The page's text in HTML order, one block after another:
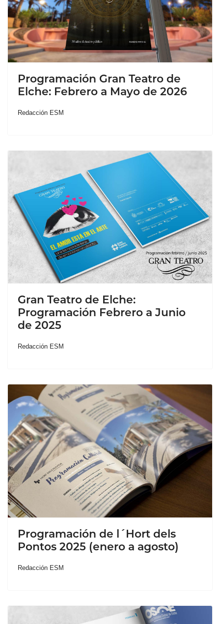
Programación Gran Teatro de
Elche: Febrero a Mayo de 2026
Redacción ESM
Gran Teatro de Elche:
Programación Febrero a Junio
de 2025
Redacción ESM
Programación de l´Hort dels
Pontos 2025 (enero a agosto)
Redacción ESM